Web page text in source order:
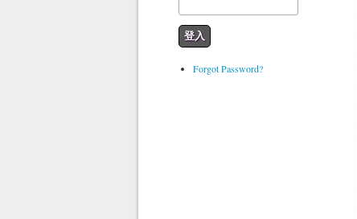
Forgot Password?